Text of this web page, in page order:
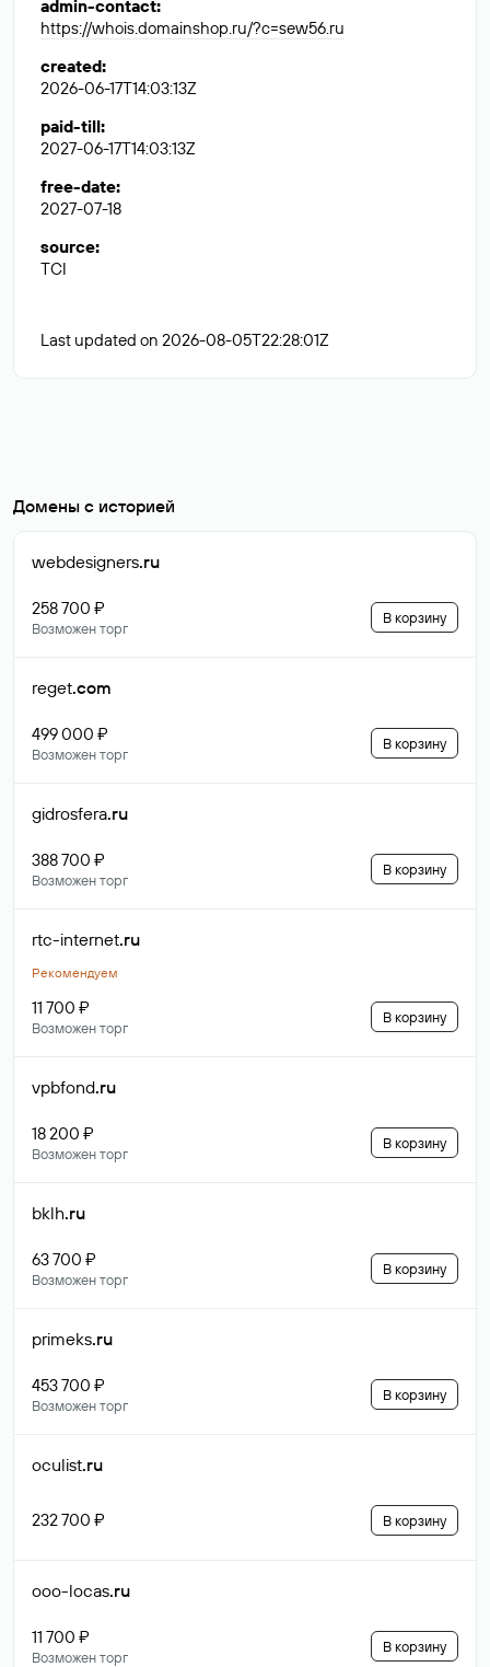
admin-contact:
https://whois.domainshop.ru/?c=sew56.ru
created:
2026-06-17T14:03:13Z
paid-till:
2027-06-17T14:03:13Z
free-date:
2027-07-18
source:
TCI
Last updated on 2026-08-05T22:28:01Z
Домены с историей
webdesigners.ru
258 700 ₽
Возможен торг
В корзину
reget.com
499 000 ₽
Возможен торг
В корзину
gidrosfera.ru
388 700 ₽
Возможен торг
В корзину
rtc-internet.ru
Рекомендуем
11 700 ₽
Возможен торг
В корзину
vpbfond.ru
18 200 ₽
Возможен торг
В корзину
bklh.ru
63 700 ₽
Возможен торг
В корзину
primeks.ru
453 700 ₽
Возможен торг
В корзину
oculist.ru
232 700 ₽ В корзину
ooo-locas.ru
11 700 ₽
Возможен торг
В корзину